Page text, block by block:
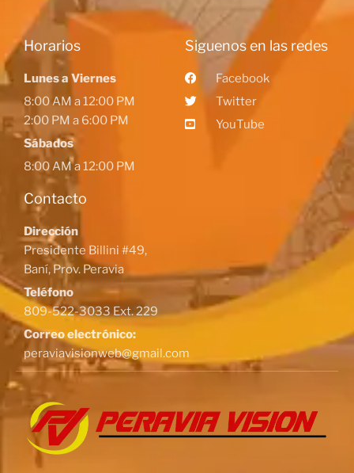
Horarios
Lunes a Viernes
8:00 AM a 12:00 PM
2:00 PM a 6:00 PM
Sábados
8:00 AM a 12:00 PM
Contacto
Dirección
Presidente Billini #49,
Baní, Prov. Peravia
Teléfono
809-522-3033 Ext. 229
Correo electrónico:
peraviavisionweb@gmail.com
Siguenos en las redes
Facebook
Twitter
YouTube